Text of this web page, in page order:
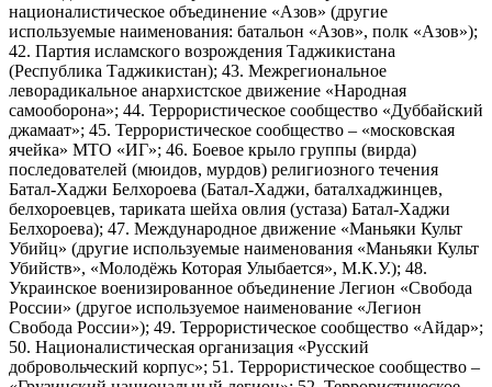
националистическое объединение «Азов» (другие
используемые наименования: батальон «Азов», полк «Азов»);
42. Партия исламского возрождения Таджикистана
(Республика Таджикистан); 43. Межрегиональное
леворадикальное анархистское движение «Народная
самооборона»; 44. Террористическое сообщество «Дуббайский
джамаат»; 45. Террористическое сообщество – «московская
ячейка» МТО «ИГ»; 46. Боевое крыло группы (вирда)
последователей (мюидов, мурдов) религиозного течения
Батал-Хаджи Белхороева (Батал-Хаджи, баталхаджинцев,
белхороевцев, тариката шейха овлия (устаза) Батал-Хаджи
Белхороева); 47. Международное движение «Маньяки Культ
Убийц» (другие используемые наименования «Маньяки Культ
Убийств», «Молодёжь Которая Улыбается», М.К.У.); 48.
Украинское военизированное объединение Легион «Свобода
России» (другое используемое наименование «Легион
Свобода России»); 49. Террористическое сообщество «Айдар»;
50. Националистическая организация «Русский
добровольческий корпус»; 51. Террористическое сообщество –